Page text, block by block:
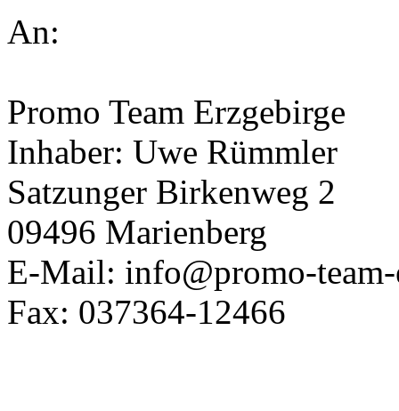
An:
Promo Team Erzgebirge
Inhaber: Uwe Rümmler
Satzunger Birkenweg 2
09496 Marienberg
E-Mail: info@promo-team-
Fax: 037364-12466